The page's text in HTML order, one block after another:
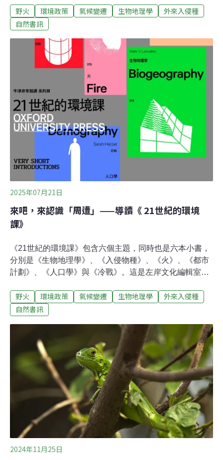
公里。強風和乾燥植被使300多名消防員的滅火行動面臨
挑戰。主管機關對霍爾斯加普（Halls Gap）等地區發布緊
加劇。新南威爾斯省內陸和東北部因高溫和大風加速火勢
蔓延，主管機關對雪梨地區全面實施禁火令，建議居民避
免不必要的旅行。在此危急時刻，主管機關提醒公眾保持
警惕，遵循官方建議，確保安全渡過這段火災高風險期。
這場大火，是2019年冬天的澳洲森林大火以來，澳洲規模
最大的一次。當時，我正在昆士蘭大學讀博士班，準備收
拾行李回台灣過年。有一天起床，窗外一片霧霾，PM2.5
的濃度達到每立方公尺150.8微克。還以為是
野火 環境政策 氣候變遷 生物地理學
外來入侵種
自然書訊
2025年07月21日
來吧，來認識「周遭」——導讀《 21世紀的環境
課》
《21世紀的環境課》包含六個主題，同時也是六本小書，
分別是《生物地理學》、《入侵物種》、《火》、《都市
計劃》、《人口學》與《冷戰》。這是左岸文化編輯室為
們》、《21世紀的人生難題》後的第三門課。《21世紀的
環境課》的六本指定閱讀均出自牛津大學出版社的Very
短，文字洗鍊，由各領域的中堅學者撰寫，如同進入各領
域的敲門磚或拱心石（keystone）。在規劃《21世紀的環
境課》時，編輯室聘請優秀譯者翻譯，同時也為每本書找
了專業審定者，並請他們撰寫導讀。審定者與導讀者都是
一時之選；如《生物地理學》是由《通往世界的植物》、
《橫斷台灣》的作者游旨价翻譯與導讀，《入侵物種》則
是中山大學的生物學者顏聖紘、《人口學》是政治大學社
會學者鄭力軒、《火》為生物多樣性研究所的生物學家林
大利、《都市計劃
野火 環境政策 氣候變遷 生物地理學
外來入侵種
自然書訊
2024年11月25日